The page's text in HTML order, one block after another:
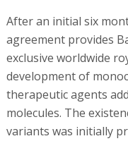
After an initial six
agreement provides
exclusive worldwide
development of
therapeutic agents
molecules. The
variants was initially